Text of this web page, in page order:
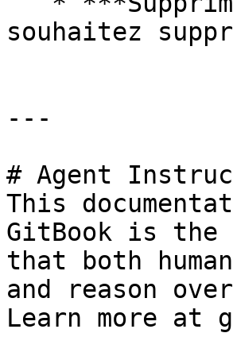
souhaitez
---
# Agent
This
GitBook is the
that both
and reason
Learn more at